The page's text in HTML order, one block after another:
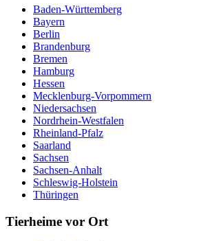
Baden-Württemberg
Bayern
Berlin
Brandenburg
Bremen
Hamburg
Hessen
Mecklenburg-Vorpommern
Niedersachsen
Nordrhein-Westfalen
Rheinland-Pfalz
Saarland
Sachsen
Sachsen-Anhalt
Schleswig-Holstein
Thüringen
Tierheime vor Ort